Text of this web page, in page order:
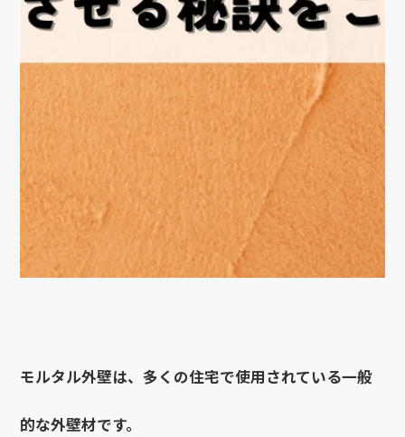
モルタル外壁は、多くの住宅で使用されている一般
的な外壁材です。